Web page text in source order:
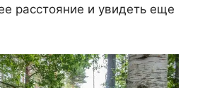
расстояние и увидеть еще